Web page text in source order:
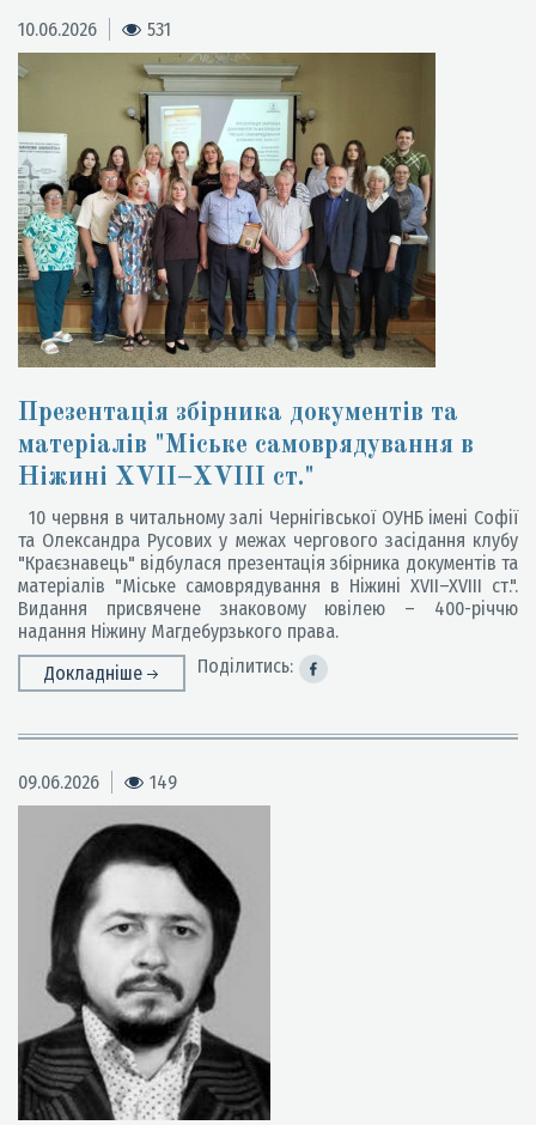
10.06.2026 531
Презентація збірника документів та
матеріалів "Міське самоврядування в
Ніжині XVII–XVIII ст."
10 червня в читальному залі Чернігівської ОУНБ імені Софії
та Олександра Русових у межах чергового засідання клубу
"Краєзнавець" відбулася презентація збірника документів та
матеріалів "Міське самоврядування в Ніжині XVII–XVIII ст.".
Видання присвячене знаковому ювілею – 400-річчю
надання Ніжину Магдебурзького права.
Докладніше
Поділитись:
09.06.2026 149